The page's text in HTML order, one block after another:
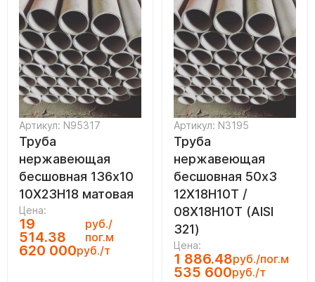
Артикул: N95317
Труба
нержавеющая
бесшовная 136х10
10Х23Н18 матовая
Цена:
19
514.38
руб./
пог.м
620 000руб./т
Артикул: N3195
Труба
нержавеющая
бесшовная 50х3
12Х18Н10Т /
08Х18Н10Т (AISI
321)
Цена:
1 886.48руб./пог.м
535 600руб./т